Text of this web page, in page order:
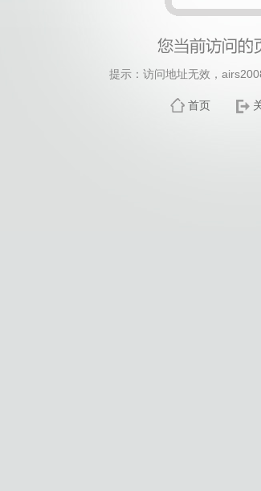
提示：访问地址无效，
首页